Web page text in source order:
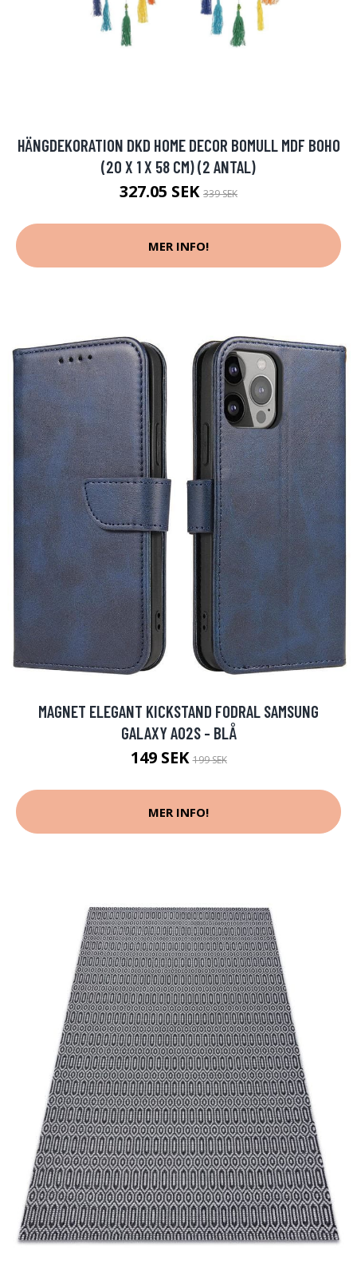
HÄNGDEKORATION DKD HOME DECOR BOMULL MDF BOHO
(20 X 1 X 58 CM) (2 ANTAL)
327.05 SEK 339 SEK
MER INFO!
MAGNET ELEGANT KICKSTAND FODRAL SAMSUNG
GALAXY A02S - BLÅ
149 SEK199 SEK
MER INFO!